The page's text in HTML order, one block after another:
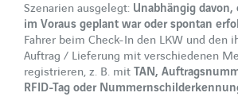
Szenarien ausgelegt: Unabhängig
im Voraus geplant war oder spontan
Fahrer beim Check-In den LKW und den
Auftrag / Lieferung mit verschiedenen
registrieren, z. B. mit TAN,
RFID-Tag oder